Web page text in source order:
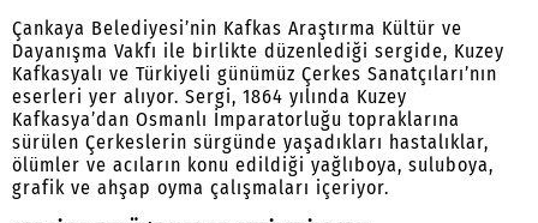
Çankaya Belediyesi’nin Kafkas Araştırma Kültür ve
Dayanışma Vakfı ile birlikte düzenlediği sergide, Kuzey
Kafkasyalı ve Türkiyeli günümüz Çerkes Sanatçıları’nın
eserleri yer alıyor. Sergi, 1864 yılında Kuzey
Kafkasya’dan Osmanlı İmparatorluğu topraklarına
sürülen Çerkeslerin sürgünde yaşadıkları hastalıklar,
ölümler ve acıların konu edildiği yağlıboya, suluboya,
grafik ve ahşap oyma çalışmaları içeriyor.